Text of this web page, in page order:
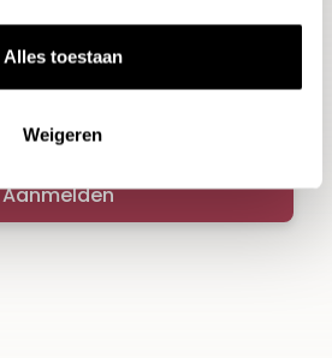
Alles toestaan
Weigeren
Aanmelden